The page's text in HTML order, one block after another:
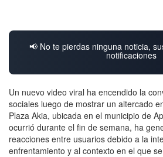
📢 No te pierdas ninguna noticia,
notificaciones
Un nuevo video viral ha encendido la
sociales luego de mostrar un altercado
Plaza Akia, ubicada en el municipio de
ocurrió durante el fin de semana, ha
reacciones entre usuarios debido a la
enfrentamiento y al contexto en el que